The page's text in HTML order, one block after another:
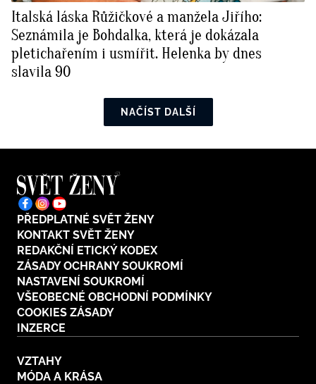
Italská láska Růžičkové a manžela Jiřího:
Seznámila je Bohdalka, která je dokázala
pletichařením i usmířit. Helenka by dnes
slavila 90
NAČÍST DALŠÍ
PŘEDPLATNÉ SVĚT ŽENY
KONTAKT SVĚT ŽENY
REDAKČNÍ ETICKÝ KODEX
ZÁSADY OCHRANY SOUKROMÍ
NASTAVENÍ SOUKROMÍ
VŠEOBECNÉ OBCHODNÍ PODMÍNKY
COOKIES ZÁSADY
INZERCE
VZTAHY
MÓDA A KRÁSA